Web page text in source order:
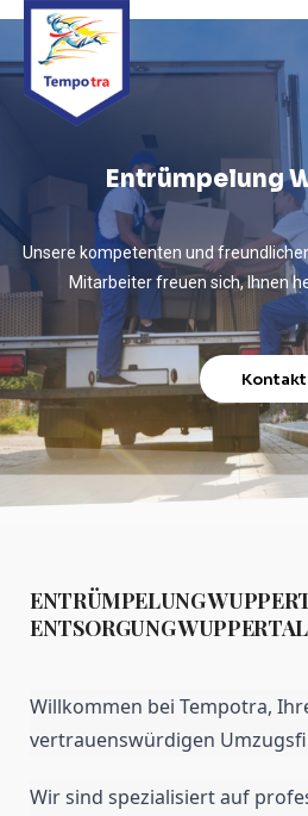
Entrümpelung
Unsere kompetenten und
Mitarbeiter freuen sich, Ihnen
Kontakt
ENTRÜMPELUNG
ENTSORGUNG WUPPERTAL
Willkommen bei Tempotra,
vertrauenswürdigen
Wir sind spezialisiert auf